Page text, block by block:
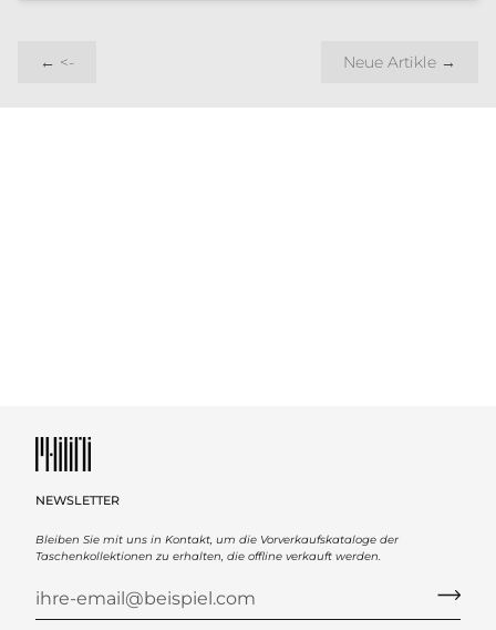
← <- Neue Artikle →
NEWSLETTER
Bleiben Sie mit uns in Kontakt, um die Vorverkaufskataloge der
Taschenkollektionen zu erhalten, die offline verkauft werden.